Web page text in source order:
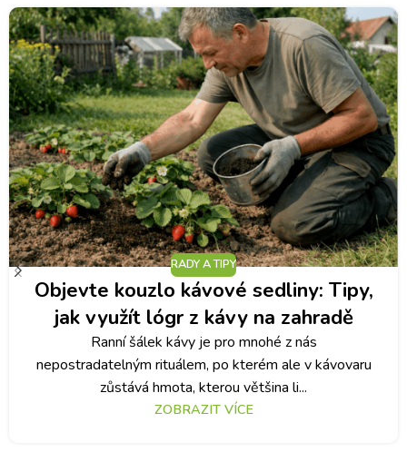
RADY A TIPY
Objevte kouzlo kávové sedliny: Tipy,
jak využít lógr z kávy na zahradě
Ranní šálek kávy je pro mnohé z nás
nepostradatelným rituálem, po kterém ale v kávovaru
zůstává hmota, kterou většina li...
ZOBRAZIT VÍCE